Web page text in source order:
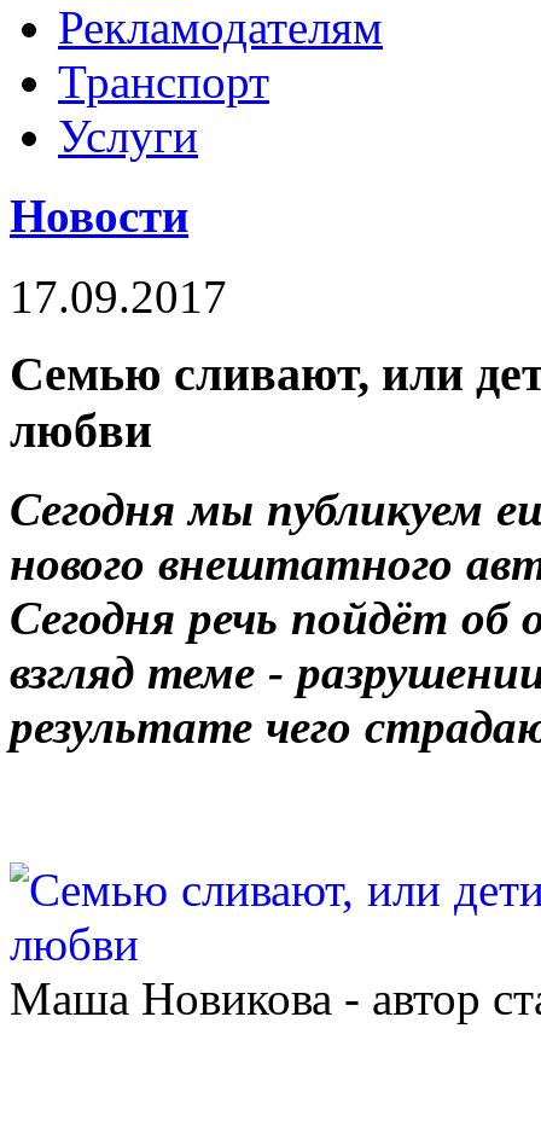
Рекламодателям
Транспорт
Услуги
Новости
17.09.2017
Семью сливают, или
любви
Сегодня мы публикуем
нового внештатного
Сегодня речь пойдёт об
взгляд теме -
результате чего
Маша Новикова - автор